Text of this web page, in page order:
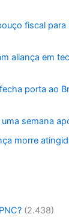
fiscal para
aliança em
porta ao
semana
morre
(2.438)